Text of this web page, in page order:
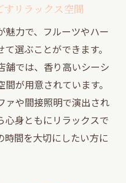
リラックス空間
魅力で、フルーツやハー
選ぶことができます。
舗では、香り高いシーシ
が用意されています。
ァや間接照明で演出され
心身ともにリラックスで
時間を大切にしたい方に